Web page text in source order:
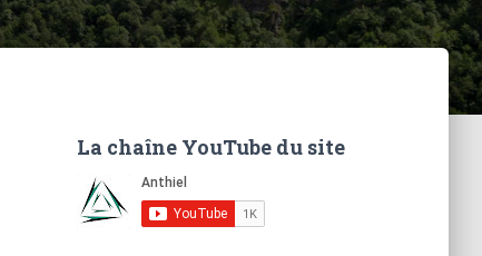
La chaîne YouTube du site